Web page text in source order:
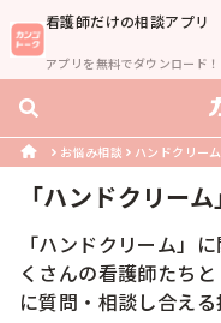
看護師だけの相談アプリ
アプリを無料でダウンロード！
お悩み相談 ハンドクリー
「ハンドクリーム
「ハンドクリーム 」
くさんの看護師たち
に質問・相談し合える